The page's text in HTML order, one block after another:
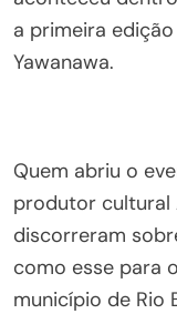
a primeira
Yawanawa.
Quem abriu o
produtor cultural
discorreram
como esse para
município de Rio